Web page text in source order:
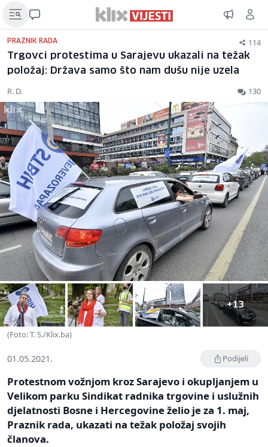
PRAZNIK RADA 114
Trgovci protestima u Sarajevu ukazali na težak
položaj: Država samo što nam dušu nije uzela
R. D. 130
+13
(Foto: T. S./Klix.ba)
01.05.2021. Podijeli
Protestnom vožnjom kroz Sarajevo i okupljanjem u
Velikom parku Sindikat radnika trgovine i uslužnih
djelatnosti Bosne i Hercegovine želio je za 1. maj,
Praznik rada, ukazati na težak položaj svojih
članova.